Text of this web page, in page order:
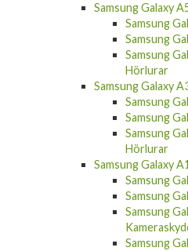
Samsung Galaxy
Samsung
Samsung
Samsung
Hörlurar
Samsung Galaxy
Samsung
Samsung
Samsung
Hörlurar
Samsung Galaxy
Samsung
Samsung
Samsung
Samsung